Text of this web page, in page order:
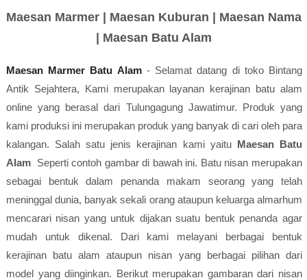
Maesan Marmer | Maesan Kuburan | Maesan Nama
| Maesan Batu Alam
Maesan Marmer Batu Alam- Selamat datang di toko Bintang
Antik Sejahtera, Kami merupakan layanan kerajinan batu alam
online yang berasal dari Tulungagung Jawatimur. Produk yang
kami produksi ini merupakan produk yang banyak di cari oleh para
kalangan. Salah satu jenis kerajinan kami yaitu Maesan Batu
AlamSeperti contoh gambar di bawah ini. Batu nisan merupakan
sebagai bentuk dalam penanda makam seorang yang telah
meninggal dunia, banyak sekali orang ataupun keluarga almarhum
mencarari nisan yang untuk dijakan suatu bentuk penanda agar
mudah untuk dikenal. Dari kami melayani berbagai bentuk
kerajinan batu alam ataupun nisan yang berbagai pilihan dari
model yang diinginkan. Berikut merupakan gambaran dari nisan